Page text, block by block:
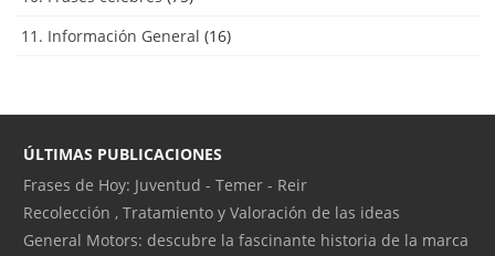
11. Información General (16)
ÚLTIMAS PUBLICACIONES
Frases de Hoy: Juventud - Temer - Reir
Recolección , Tratamiento y Valoración de las ideas
General Motors: descubre la fascinante historia de la marca